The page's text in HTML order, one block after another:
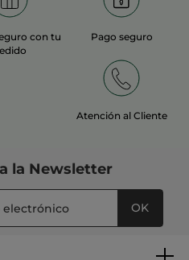
con tu
Pago seguro
Atención al Cliente
la Newsletter
OK